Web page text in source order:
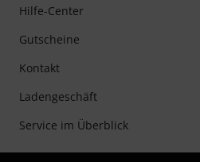
Hilfe-Center
Gutscheine
Kontakt
Ladengeschäft
Service im Überblick